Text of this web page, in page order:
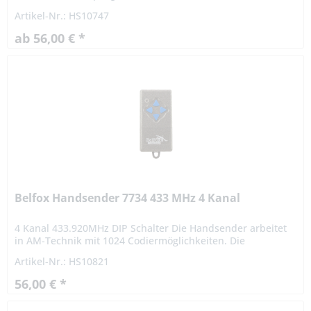
sogar...
Artikel-Nr.: HS10747
ab 56,00 € *
Belfox Handsender 7734 433 MHz 4 Kanal
4 Kanal 433.920MHz DIP Schalter Die Handsender arbeitet
in AM-Technik mit 1024 Codiermöglichkeiten. Die
Codierschalter vom...
Artikel-Nr.: HS10821
56,00 € *